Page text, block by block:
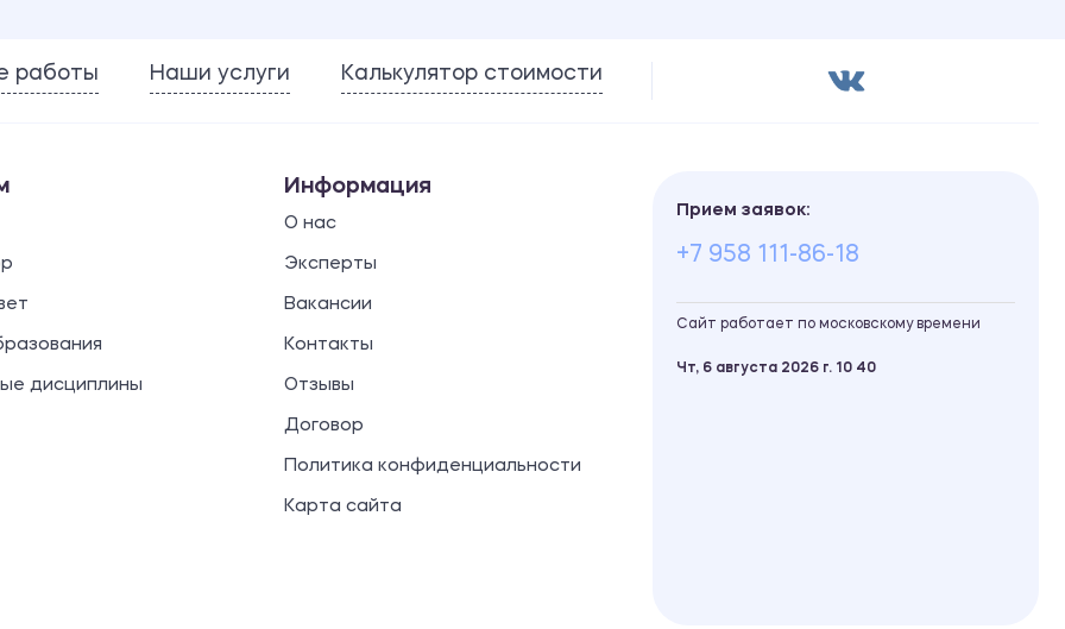
работы Наши услуги Калькулятор стоимости
дисциплины
Информация
О нас
Эксперты
Вакансии
Контакты
Отзывы
Договор
Политика конфиденциальности
Карта сайта
Прием заявок:
+7 958 111-86-18
Сайт работает по московскому времени
Чт, 6 августа 2026 г. 10 40